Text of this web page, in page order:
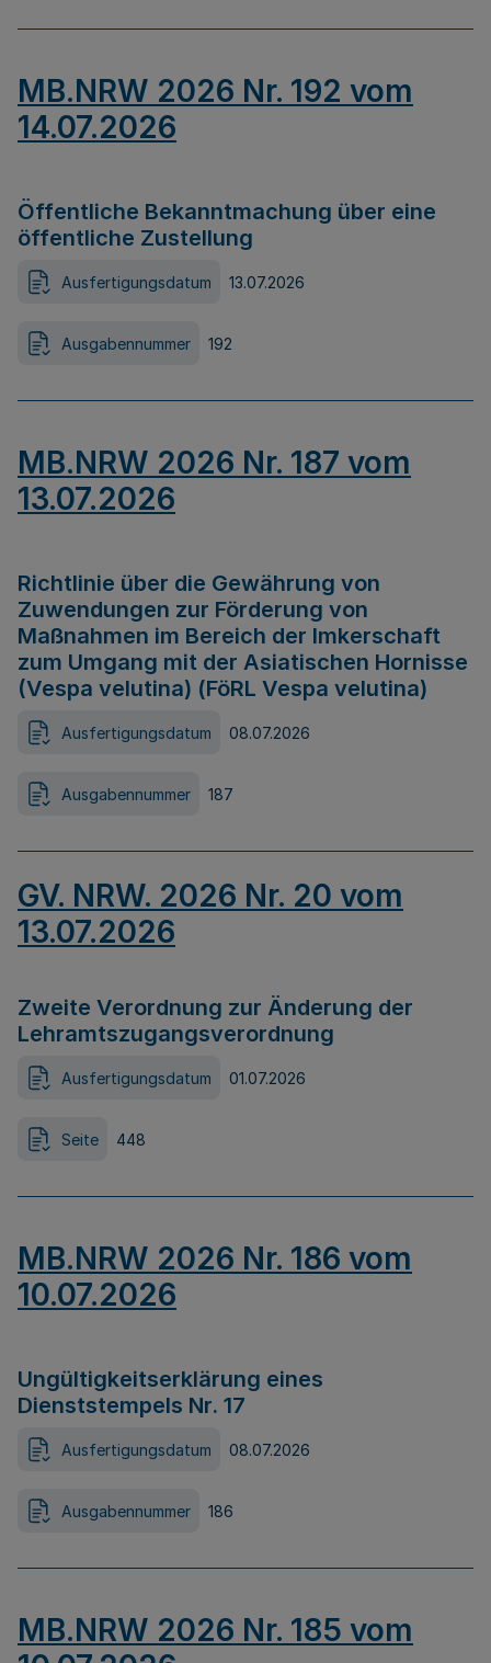
MB.NRW 2026 Nr. 192 vom
14.07.2026
Öffentliche Bekanntmachung über eine
öffentliche Zustellung
Ausfertigungsdatum 13.07.2026
Ausgabennummer 192
MB.NRW 2026 Nr. 187 vom
13.07.2026
Richtlinie über die Gewährung von
Zuwendungen zur Förderung von
Maßnahmen im Bereich der Imkerschaft
zum Umgang mit der Asiatischen Hornisse
(Vespa velutina) (FöRL Vespa velutina)
Ausfertigungsdatum 08.07.2026
Ausgabennummer 187
GV. NRW. 2026 Nr. 20 vom
13.07.2026
Zweite Verordnung zur Änderung der
Lehramtszugangsverordnung
Ausfertigungsdatum 01.07.2026
Seite 448
MB.NRW 2026 Nr. 186 vom
10.07.2026
Ungültigkeitserklärung eines
Dienststempels Nr. 17
Ausfertigungsdatum 08.07.2026
Ausgabennummer 186
MB.NRW 2026 Nr. 185 vom